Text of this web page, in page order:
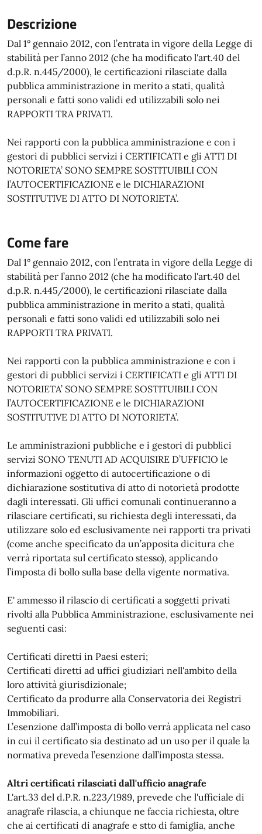
Descrizione
Dal 1° gennaio 2012, con l’entrata in vigore della Legge di
stabilità per l’anno 2012 (che ha modificato l'art.40 del
d.p.R. n.445/2000), le certificazioni rilasciate dalla
pubblica amministrazione in merito a stati, qualità
personali e fatti sono validi ed utilizzabili solo nei
RAPPORTI TRA PRIVATI.
Nei rapporti con la pubblica amministrazione e con i
gestori di pubblici servizi i CERTIFICATI e gli ATTI DI
NOTORIETA’ SONO SEMPRE SOSTITUIBILI CON
l’AUTOCERTIFICAZIONE e le DICHIARAZIONI
SOSTITUTIVE DI ATTO DI NOTORIETA’.
Come fare
Dal 1° gennaio 2012, con l’entrata in vigore della Legge di
stabilità per l’anno 2012 (che ha modificato l'art.40 del
d.p.R. n.445/2000), le certificazioni rilasciate dalla
pubblica amministrazione in merito a stati, qualità
personali e fatti sono validi ed utilizzabili solo nei
RAPPORTI TRA PRIVATI.
Nei rapporti con la pubblica amministrazione e con i
gestori di pubblici servizi i CERTIFICATI e gli ATTI DI
NOTORIETA’ SONO SEMPRE SOSTITUIBILI CON
l’AUTOCERTIFICAZIONE e le DICHIARAZIONI
SOSTITUTIVE DI ATTO DI NOTORIETA’.
Le amministrazioni pubbliche e i gestori di pubblici
servizi SONO TENUTI AD ACQUISIRE D’UFFICIO le
informazioni oggetto di autocertificazione o di
dichiarazione sostitutiva di atto di notorietà prodotte
dagli interessati. Gli uffici comunali continueranno a
rilasciare certificati, su richiesta degli interessati, da
utilizzare solo ed esclusivamente nei rapporti tra privati
(come anche specificato da un’apposita dicitura che
verrà riportata sul certificato stesso), applicando
l’imposta di bollo sulla base della vigente normativa.
E' ammesso il rilascio di certificati a soggetti privati
rivolti alla Pubblica Amministrazione, esclusivamente nei
seguenti casi:
Certificati diretti in Paesi esteri;
Certificati diretti ad uffici giudiziari nell'ambito della
loro attività giurisdizionale;
Certificato da produrre alla Conservatoria dei Registri
Immobiliari.
L’esenzione dall’imposta di bollo verrà applicata nel caso
in cui il certificato sia destinato ad un uso per il quale la
normativa preveda l’esenzione dall’imposta stessa.
Altri certificati rilasciati dall'ufficio anagrafe
L'art.33 del d.P.R. n.223/1989, prevede che l'ufficiale di
anagrafe rilascia, a chiunque ne faccia richiesta, oltre
che ai certificati di anagrafe e stto di famiglia, anche